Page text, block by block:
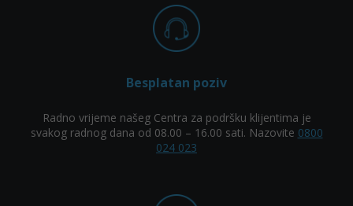
Besplatan poziv
Radno vrijeme našeg Centra za podršku klijentima je
svakog radnog dana od 08.00 – 16.00 sati. Nazovite 0800
024 023